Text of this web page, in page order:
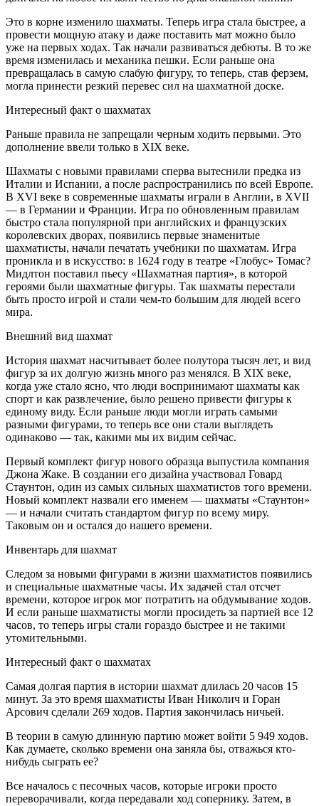
Это в корне изменило шахматы. Теперь игра стала быстрее, а
провести мощную атаку и даже поставить мат можно было
уже на первых ходах. Так начали развиваться дебюты. В то же
время изменилась и механика пешки. Если раньше она
превращалась в самую слабую фигуру, то теперь, став ферзем,
могла принести резкий перевес сил на шахматной доске.
Интересный факт о шахматах
Раньше правила не запрещали черным ходить первыми. Это
дополнение ввели только в XIX веке.
Шахматы с новыми правилами сперва вытеснили предка из
Италии и Испании, а после распространились по всей Европе.
В XVI веке в современные шахматы играли в Англии, в XVII
— в Германии и Франции. Игра по обновленным правилам
быстро стала популярной при английских и французских
королевских дворах, появились первые знаменитые
шахматисты, начали печатать учебники по шахматам. Игра
проникла и в искусство: в 1624 году в театре «Глобус» Томас?
Мидлтон поставил пьесу «Шахматная партия», в которой
героями были шахматные фигуры. Так шахматы перестали
быть просто игрой и стали чем-то большим для людей всего
мира.
Внешний вид шахмат
История шахмат насчитывает более полутора тысяч лет, и вид
фигур за их долгую жизнь много раз менялся. В XIX веке,
когда уже стало ясно, что люди воспринимают шахматы как
спорт и как развлечение, было решено привести фигуры к
единому виду. Если раньше люди могли играть самыми
разными фигурами, то теперь все они стали выглядеть
одинаково — так, какими мы их видим сейчас.
Первый комплект фигур нового образца выпустила компания
Джона Жаке. В создании его дизайна участвовал Говард
Стаунтон, один из самых сильных шахматистов того времени.
Новый комплект назвали его именем — шахматы «Стаунтон»
— и начали считать стандартом фигур по всему миру.
Таковым он и остался до нашего времени.
Инвентарь для шахмат
Следом за новыми фигурами в жизни шахматистов появились
и специальные шахматные часы. Их задачей стал отсчет
времени, которое игрок мог потратить на обдумывание ходов.
И если раньше шахматисты могли просидеть за партией все 12
часов, то теперь игры стали гораздо быстрее и не такими
утомительными.
Интересный факт о шахматах
Самая долгая партия в истории шахмат длилась 20 часов 15
минут. За это время шахматисты Иван Николич и Горан
Арсович сделали 269 ходов. Партия закончилась ничьей.
В теории в самую длинную партию может войти 5 949 ходов.
Как думаете, сколько времени она заняла бы, отважься кто-
нибудь сыграть ее?
Все началось с песочных часов, которые игроки просто
переворачивали, когда передавали ход сопернику. Затем, в